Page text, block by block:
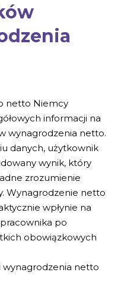
netto Niemcy
informacji na
wynagrodzenia netto.
danych, użytkownik
wynik, który
zrozumienie
Wynagrodzenie netto
wpłynie na
po
obowiązkowych
wynagrodzenia netto